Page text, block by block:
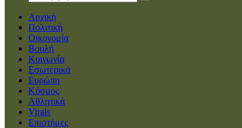
Αρχική
Πολιτική
Οικονομία
Βουλή
Κοινωνία
Εσωτερικά
Ευρώπη
Κόσμος
Αθλητικά
Virals
Επιστήμες